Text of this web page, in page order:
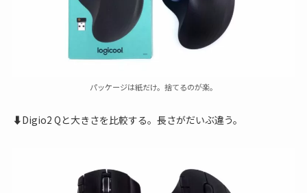
パッケージは紙だけ。捨てるのが楽。
⬇︎Digio2 Qと大きさを比較する。長さがだいぶ違う。